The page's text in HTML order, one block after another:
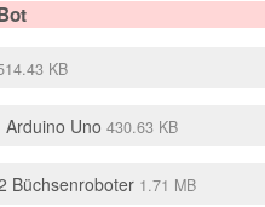
KB
Uno 430.63 KB
Büchsenroboter 1.71 MB